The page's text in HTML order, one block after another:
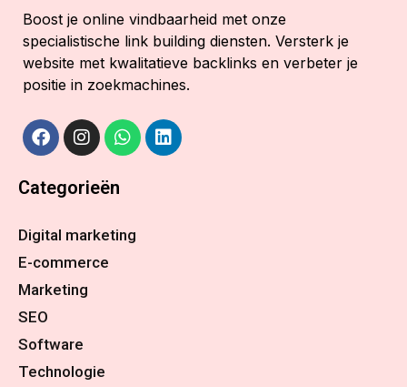
Boost je online vindbaarheid met onze
specialistische link building diensten. Versterk je
website met kwalitatieve backlinks en verbeter je
positie in zoekmachines.
Categorieën
Digital marketing
E-commerce
Marketing
SEO
Software
Technologie